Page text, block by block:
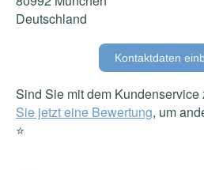
Deutschland
Kontaktdaten
Sind Sie mit dem Kundenservice
Sie jetzt eine Bewertung, um
⭐️